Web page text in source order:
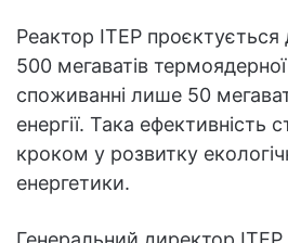
Реактор ІТЕР
500 мегаватів термоядерної
споживанні лише 50
енергії. Така ефективність
кроком у розвитку
енергетики.